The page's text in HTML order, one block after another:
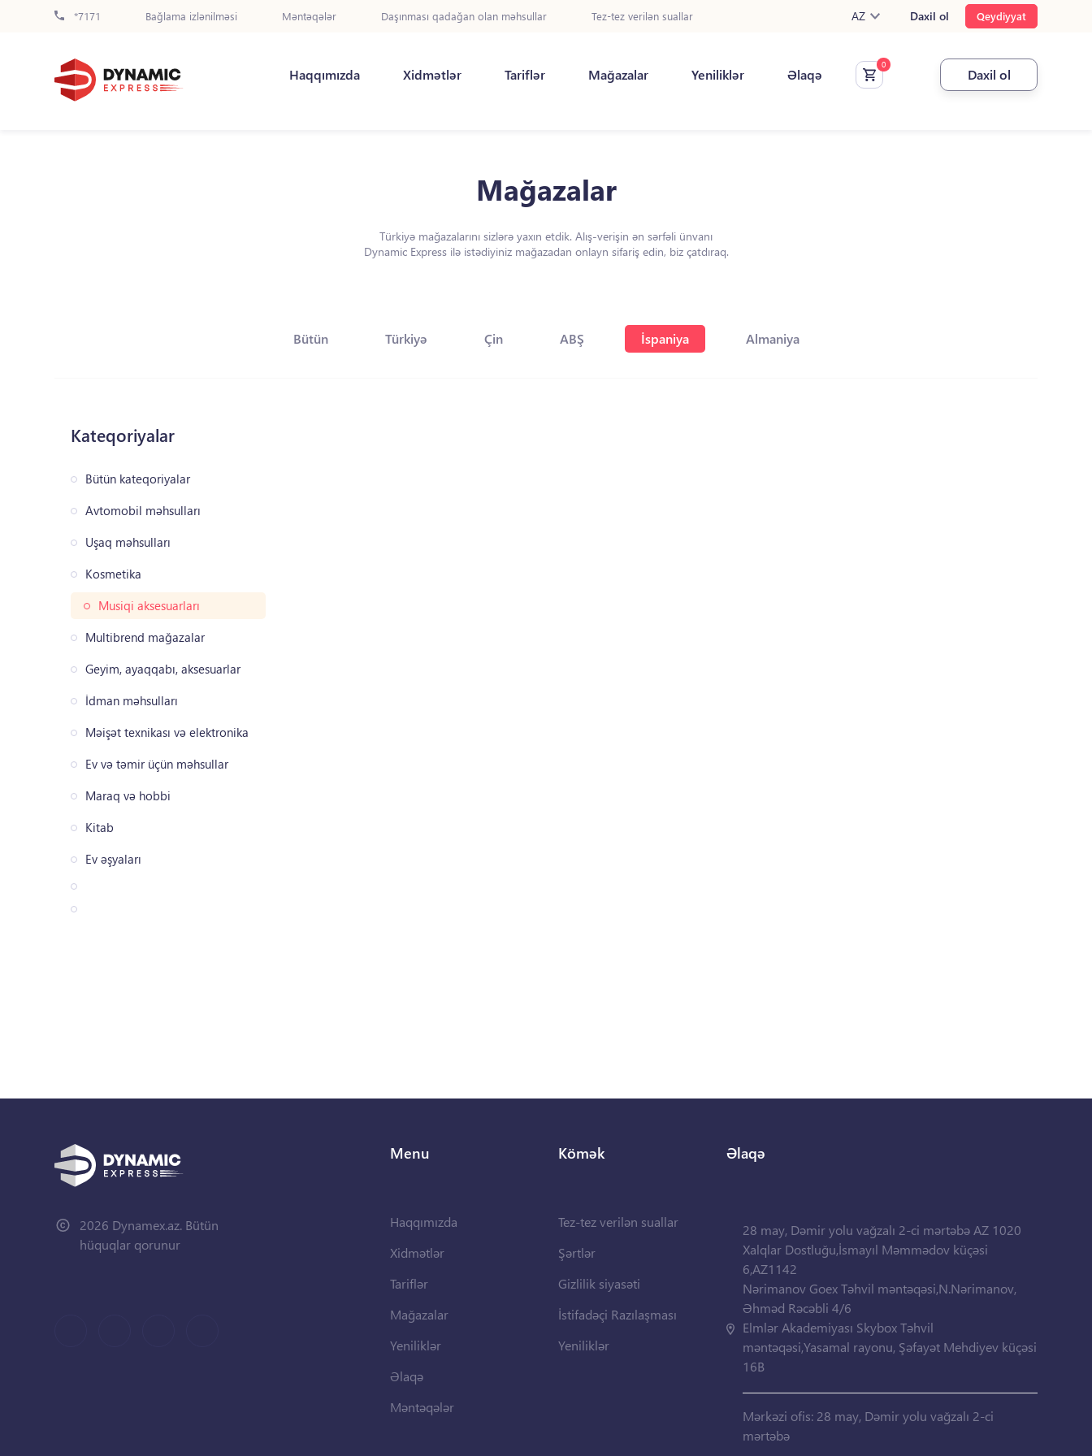
*7171 Bağlama izlənilməsi Məntəqələr Daşınması qadağan olan məhsullar Tez-tez verilən suallar AZ Daxil ol Qeydiyyat
Haqqımızda Xidmətlər Tariflər Mağazalar Yeniliklər Əlaqə Daxil ol
Mağazalar
Türkiyə mağazalarını sizlərə yaxın etdik. Alış-verişin ən sərfəli ünvanı
Dynamic Express ilə istədiyiniz mağazadan onlayn sifariş edin, biz çatdıraq.
Bütün Türkiyə Çin ABŞ İspaniya Almaniya
Kateqoriyalar
Bütün kateqoriyalar
Avtomobil məhsulları
Uşaq məhsulları
Kosmetika
Musiqi aksesuarları
Multibrend mağazalar
Geyim, ayaqqabı, aksesuarlar
İdman məhsulları
Məişət texnikası və elektronika
Ev və təmir üçün məhsullar
Maraq və hobbi
Kitab
Ev əşyaları
2026 Dynamex.az. Bütün
hüquqlar qorunur
Menu
Haqqımızda
Xidmətlər
Tariflər
Mağazalar
Yeniliklər
Əlaqə
Məntəqələr
Kömək
Tez-tez verilən suallar
Şərtlər
Gizlilik siyasəti
İstifadəçi Razılaşması
Yeniliklər
Əlaqə
28 may, Dəmir yolu vağzalı 2-ci mərtəbə AZ 1020
Xalqlar Dostluğu,İsmayıl Məmmədov küçəsi
6,AZ1142
Nərimanov Goex Təhvil məntəqəsi,N.Nərimanov,
Əhməd Rəcəbli 4/6
Elmlər Akademiyası Skybox Təhvil
məntəqəsi,Yasamal rayonu, Şəfayət Mehdiyev küçəsi
16B
Mərkəzi ofis: 28 may, Dəmir yolu vağzalı 2-ci
mərtəbə